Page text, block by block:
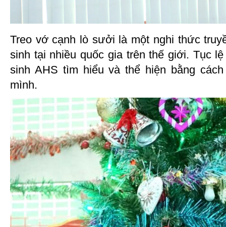
Treo vớ cạnh lò sưởi là một nghi thức
sinh tại nhiều quốc gia trên thế giới. Tục
sinh AHS tìm hiểu và thể hiện bằng
mình.